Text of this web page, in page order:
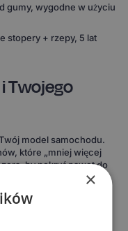
gumy, wygodne w użyciu
stopery + rzepy, 5 lat
Twojego
model samochodu.
które „mniej więcej
by pokryć nawet do
– zdecydowanie więcej
widać od razu:
i zadbanie.
×